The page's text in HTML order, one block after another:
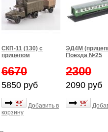
СКП-11 (130) с
прицепом
6670
5850 руб
Добавить в
корзину
ЭД4М
Поезда №25
2300
2090 руб